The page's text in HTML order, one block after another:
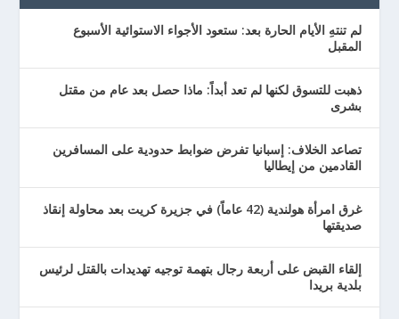
لم تنتهِ الأيام الحارة بعد: ستعود الأجواء الاستوائية الأسبوع
المقبل
ذهبت للتسوق لكنها لم تعد أبداً: ماذا حصل بعد عام من مقتل
بشرى
تصاعد الخلاف: إسبانيا تفرض ضوابط حدودية على المسافرين
القادمين من إيطاليا
غرق امرأة هولندية (42 عاماً) في جزيرة كريت بعد محاولة إنقاذ
صديقتها
إلقاء القبض على أربعة رجال بتهمة توجيه تهديدات بالقتل لرئيس
بلدية بريدا